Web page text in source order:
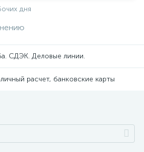
дня
СДЭК. Деловые линии.
расчет, банковские карты